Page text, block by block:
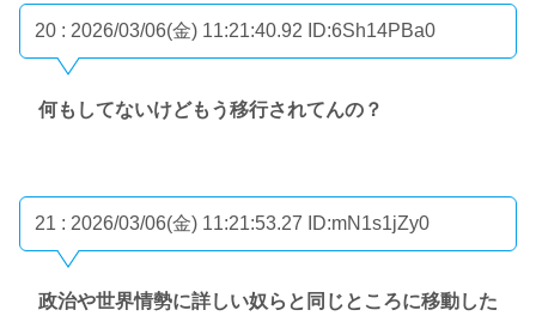
20 : 2026/03/06(金) 11:21:40.92 ID:6Sh14PBa0
何もしてないけどもう移行されてんの？
21 : 2026/03/06(金) 11:21:53.27 ID:mN1s1jZy0
政治や世界情勢に詳しい奴らと同じところに移動した